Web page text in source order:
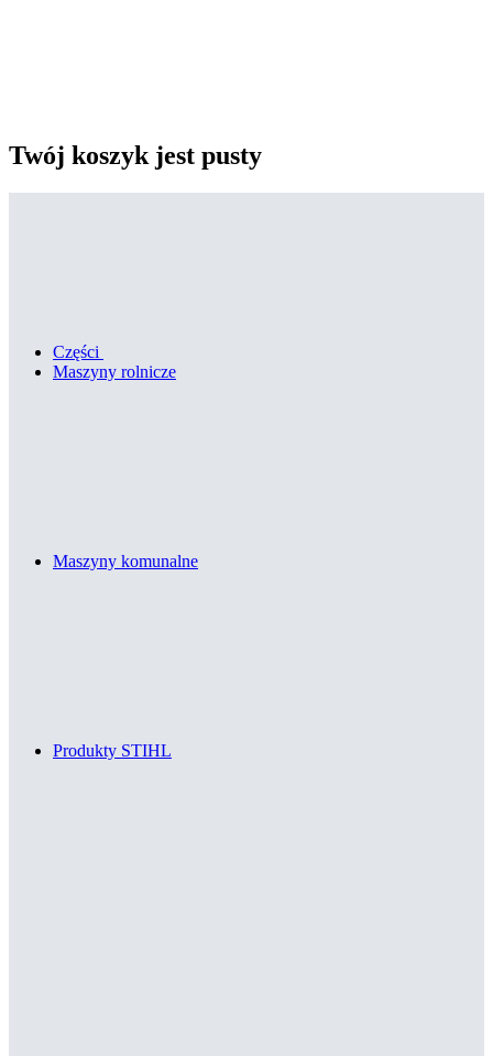
Twój koszyk jest pusty
Części
Maszyny rolnicze
Maszyny komunalne
Produkty STIHL